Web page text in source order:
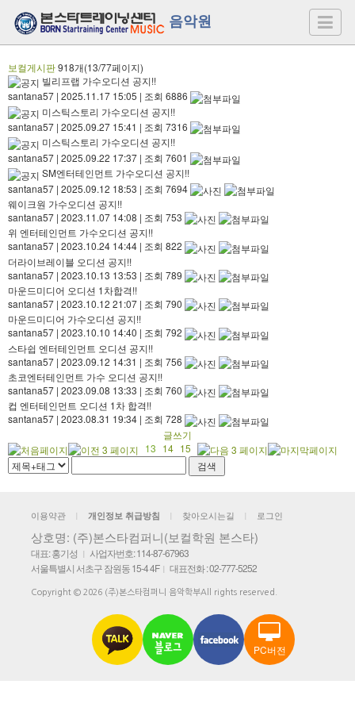
음악원
보컬게시판918개(13/77페이지)
빌리프랩 가수오디션 공지!!
santana57 | 2025.11.17 15:05 | 조회 6886
미스틱스토리 가수오디션 공지!!
santana57 | 2025.09.27 15:41 | 조회 7316
미스틱스토리 가수오디션 공지!!
santana57 | 2025.09.22 17:37 | 조회 7601
SM엔터테인먼트 가수오디션 공지!!
santana57 | 2025.09.12 18:53 | 조회 7694
웨이크원 가수오디션 공지!!
santana57 | 2023.11.07 14:08 | 조회 753
위 엔터테인먼트 가수오디션 공지!!
santana57 | 2023.10.24 14:44 | 조회 822
더라이브레이블 오디션 공지!!
santana57 | 2023.10.13 13:53 | 조회 789
마운드미디어 오디션 1차합격!!
santana57 | 2023.10.12 21:07 | 조회 790
마운드미디어 가수오디션 공지!!
santana57 | 2023.10.10 14:40 | 조회 792
스타쉽 엔터테인먼트 오디션 공지!!
santana57 | 2023.09.12 14:31 | 조회 756
초코엔터테인먼트 가수 오디션 공지!!
santana57 | 2023.09.08 13:33 | 조회 760
컵 엔터테인먼트 오디션 1차 합격!!
santana57 | 2023.08.31 19:34 | 조회 728
글쓰기
13 14 15
이용약관 개인정보 취급방침 찾아오시는길 로그인
상호명: (주)본스타컴퍼니(보컬학원 본스타)
대표: 홍기성
사업자번호: 114-87-67963
서울특별시 서초구 잠원동 15-4 4F
대표전화 : 02-777-5252
Copyright © 2026 (주)본스타컴퍼니 음악학부All rights reserved.
PC버전